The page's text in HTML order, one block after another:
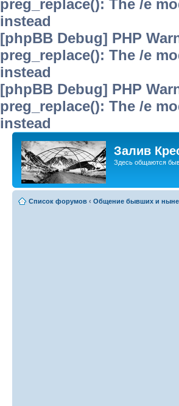
preg_replace(): The /e
instead
[phpBB Debug] PHP
preg_replace(): The /e
instead
[phpBB Debug] PHP
preg_replace(): The /e
instead
Залив
Здесь общаются
Список форумов ‹ Общение бывших и